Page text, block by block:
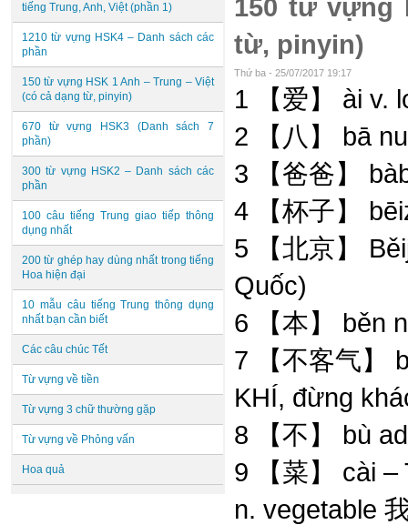
tiếng Trung, Anh, Việt (phần 1)
1210 từ vựng HSK4 – Danh sách các
phần
150 từ vựng HSK 1 Anh – Trung – Việt
(có cả dạng từ, pinyin)
670 từ vựng HSK3 (Danh sách 7
phần)
300 từ vựng HSK2 – Danh sách các
phần
100 câu tiếng Trung giao tiếp thông
dụng nhất
200 từ ghép hay dùng nhất trong tiếng
Hoa hiện đại
10 mẫu câu tiếng Trung thông dụng
nhất bạn cần biết
Các câu chúc Tết
Từ vựng về tiền
Từ vựng 3 chữ thường gặp
Từ vựng về Phỏng vấn
Hoa quả
150 từ vựng
từ, pinyin)
Thứ ba - 25/07/2017 19:17
1 【爱】 ài v.
2 【八】 bā
3 【爸爸】
4 【杯子】
5 【北京】
Quốc)
6 【本】 běn
7 【不客气】
KHÍ, đừng
8 【不】 bù
9 【菜】 cài
n. vegetable